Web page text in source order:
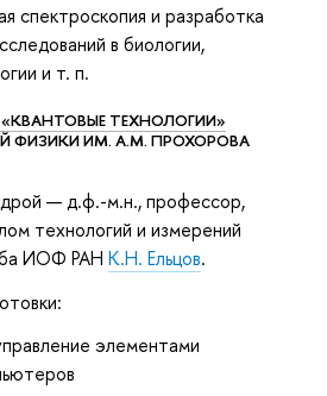
спектроскопия и разработка
в биологии,
и т. п.
ТЕХНОЛОГИИ»
ФИЗИКИ ИМ. А.М. ПРОХОРОВА
— д.ф.-м.н., профессор,
технологий и измерений
ИОФ РАН К.Н. Ельцов.
элементами